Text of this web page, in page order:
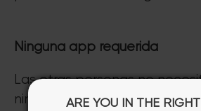
Ninguna app requerida
Las otras personas no
ninguna app o producto
ARE YOU IN THE